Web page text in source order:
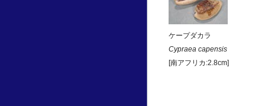
ケープダカラ
Cypraea capensis
[南アフリカ:2.8cm]